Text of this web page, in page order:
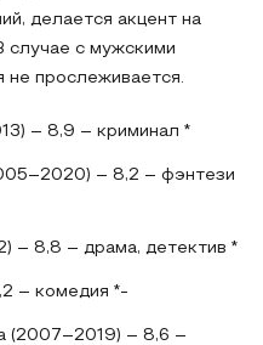
делается акцент на
случае с мужскими
не прослеживается.
– 8,9 – криминал *
– 8,2 – фэнтези
– 8,8 – драма, детектив *
– комедия *-
(2007–2019) – 8,6 –